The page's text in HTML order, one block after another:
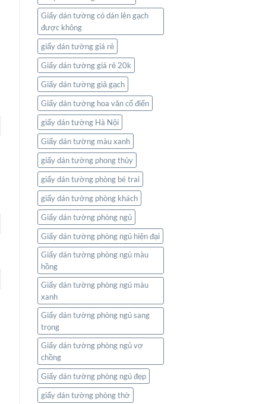
Giấy dán tường có dán lên gạch
được không
giấy dán tường giá rẻ
Giấy dán tường giá rẻ 20k
Giấy dán tường giả gạch
Giấy dán tường hoa văn cổ điển
giấy dán tường Hà Nội
Giấy dán tường màu xanh
giấy dán tường phong thủy
giấy dán tường phòng bé trai
giấy dán tường phòng khách
Giấy dán tường phòng ngủ
Giấy dán tường phòng ngủ hiện đại
Giấy dán tường phòng ngủ màu
hồng
Giấy dán tường phòng ngủ màu
xanh
Giấy dán tường phòng ngủ sang
trọng
Giấy dán tường phòng ngủ vợ
chồng
Giấy dán tường phòng ngủ đẹp
giấy dán tường phòng thờ